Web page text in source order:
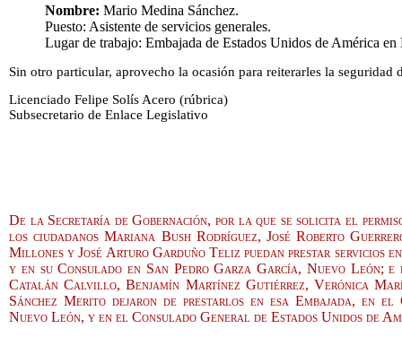
Nombre: Mario Medina Sánchez.
Puesto: Asistente de servicios generales.
Lugar de trabajo: Embajada de Estados Unidos de América
Sin otro particular, aprovecho la ocasión para reiterarles la
Licenciado Felipe Solís Acero (rúbrica)
Subsecretario de Enlace Legislativo
De la Secretaría de Gobernación, por la que se solicita el
los ciudadanos Mariana Bush Rodríguez, José Roberto
Millones y José Arturo Garduño Teliz puedan prestar servicios
y en su Consulado en San Pedro Garza García, Nuevo León;
Catalán Calvillo, Benjamín Martínez Gutiérrez, Verónica
Sánchez Merito dejaron de prestarlos en esa Embajada, en
Nuevo León, y en el Consulado General de Estados Unidos de